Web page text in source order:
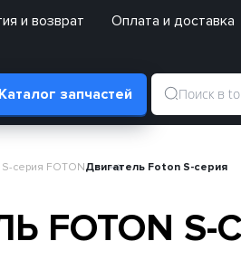
и возврат Оплата и доставка
Каталог запчастей
серия FOTONДвигатель Foton S-серия
FOTON S-